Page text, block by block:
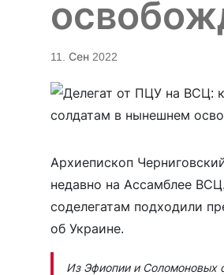
11. Сен 2022
Архиепископ
недавно на Ассамблее
соделегатам подходили
об Украине.
Из Эфиопии и Соломоновых